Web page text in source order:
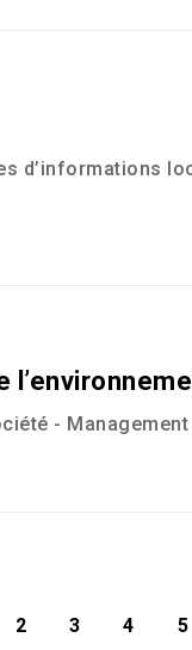
d’informations
-
2 3 4 5